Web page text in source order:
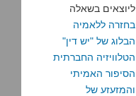
ליוצאים בשאלה
בחזרה ללאמיה
הבלוג של "יש דין"
הטלוויזיה החברתית
הסיפור האמיתי
והמזעזע של